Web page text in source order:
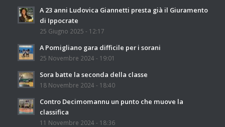
A 23 anni Ludovica Giannetti presta già il Giuramento
di Ippocrate
25 Giugno 2025 - 12:17
A Pomigliano gara difficile per i sorani
25 Novembre 2024 - 19:01
Sora batte la seconda della classe
18 Novembre 2024 - 18:40
Contro Decimomannu un punto che muove la
classifica
11 Novembre 2024 - 18:36